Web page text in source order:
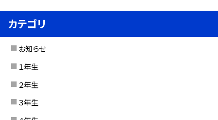
カテゴリ
お知らせ
１年生
２年生
３年生